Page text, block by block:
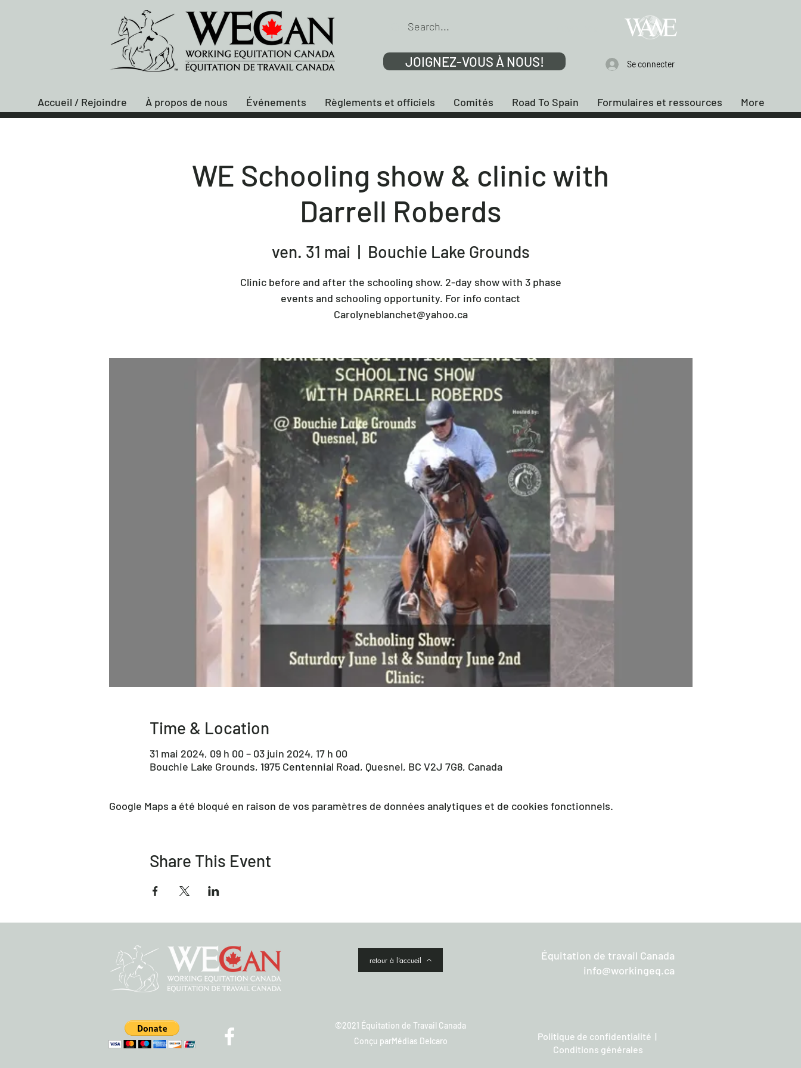
JOIGNEZ-VOUS À NOUS! Se connecter
Accueil / Rejoindre À propos de nous Événements Règlements et officiels Comités Road To Spain Formulaires et ressources More
WE Schooling show & clinic with
Darrell Roberds
ven. 31 mai
  |
Bouchie Lake Grounds
Clinic before and after the schooling show. 2-day show with 3 phase
events and schooling opportunity. For info contact
Carolyneblanchet@yahoo.ca
Time & Location
31 mai 2024, 09 h 00 – 03 juin 2024, 17 h 00
Bouchie Lake Grounds, 1975 Centennial Road, Quesnel, BC V2J 7G8, Canada
Google Maps a été bloqué en raison de vos paramètres de données analytiques et de cookies fonctionnels.
Share This Event
retour à l’accueil
©2021 Équitation de Travail Canada
Conçu parMédias Delcaro
Équitation de travail Canada
info@workingeq.ca
Politique de confidentialité |
Conditions générales